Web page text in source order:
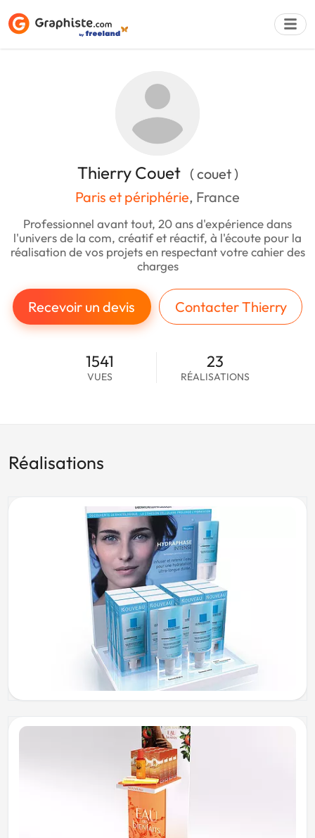
Thierry Couet ( couet )
Paris et périphérie, France
Professionnel avant tout, 20 ans d'expérience dans
l'univers de la com, créatif et réactif, à l'écoute pour la
réalisation de vos projets en respectant votre cahier des
charges
Recevoir un devis Contacter Thierry
1541
VUES
23
RÉALISATIONS
Réalisations